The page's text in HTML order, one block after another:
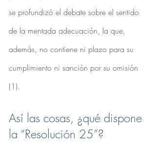
se profundizó el debate sobre el sentido
de la mentada adecuación, la que,
además, no contiene ni plazo para su
cumplimiento ni sanción por su omisión
(1).
Así las cosas, ¿qué dispone
la “Resolución 25”?